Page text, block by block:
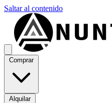
Saltar al contenido
Comprar
Alquilar